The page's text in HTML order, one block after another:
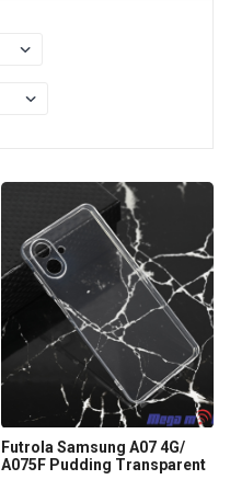
Futrola Samsung A07 4G/
A075F Pudding Transparent